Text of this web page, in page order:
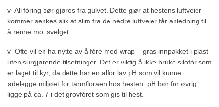
v All fóring bør gjøres fra gulvet. Dette gjør at hestens luftveier
kommer senkes slik at slim fra de nedre luftveier får anledning til
å renne mot svelget.
v Ofte vil en ha nytte av å fóre med wrap – gras innpakket i plast
uten surgjørende tilsetninger. Det er viktig å ikke bruke silofór som
er laget til kyr, da dette har en alfor lav pH som vil kunne
ødelegge miljøet for tarmfloraen hos hesten. pH bør for øvrig
ligge på ca. 7 i det grovfóret som gis til hest.